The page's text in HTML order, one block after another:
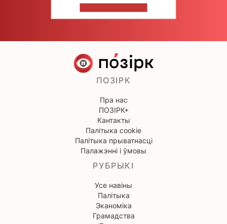
ПОЗІРК
Пра нас
ПОЗІРК+
Кантакты
Палітыка cookie
Палітыка прыватнасці
Палажэнні і ўмовы
РУБРЫКІ
Усе навіны
Палітыка
Эканоміка
Грамадства